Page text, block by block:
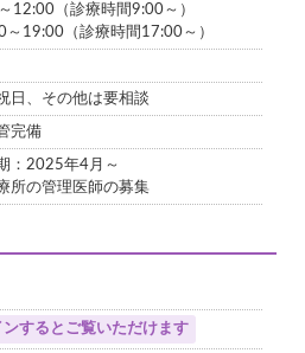
12:00（診療時間9:00～）
19:00（診療時間17:00～）
日、その他は要相談
完備
：2025年4月～
所の管理医師の募集
ンするとご覧いただけます